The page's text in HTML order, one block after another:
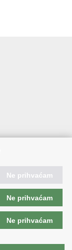
Ne prihvaćam
Ne prihvaćam
Ne prihvaćam